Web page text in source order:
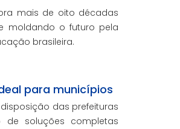
mais de oito décadas
moldando o futuro pela
brasileira.
para municípios
disposição das prefeituras
de soluções completas